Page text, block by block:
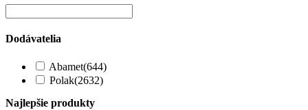
Dodávatelia
Abamet(644)
Polak(2632)
Najlepšie produkty